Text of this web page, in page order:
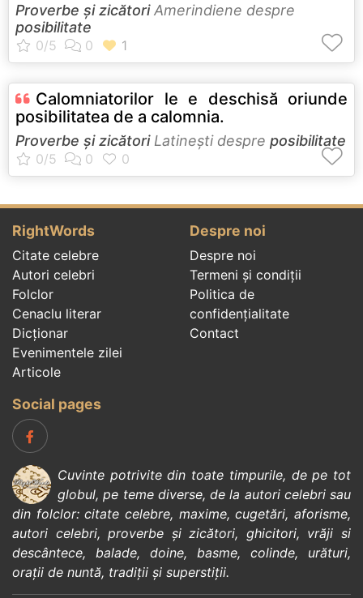
Proverbe și zicătoriAmerindiene despre
posibilitate
Calomniatorilor le e deschisă oriunde
posibilitatea de a calomnia.
Proverbe și zicătoriLatineşti despre posibilitate
RightWords
Citate celebre
Autori celebri
Folclor
Cenaclu literar
Dicționar
Evenimentele zilei
Articole
Despre noi
Despre noi
Termeni și condiții
Politica de
confidenţialitate
Contact
Social pages
Cuvinte potrivite din toate timpurile, de pe tot
globul, pe teme diverse, de la autori celebrisau
din folclor:citate celebre, maxime,cugetări,aforisme,
autori celebri,proverbe și zicători, ghicitori, vrăji si
descântece, balade, doine, basme, colinde, urături,
orații de nuntă, tradiții și superstiții.